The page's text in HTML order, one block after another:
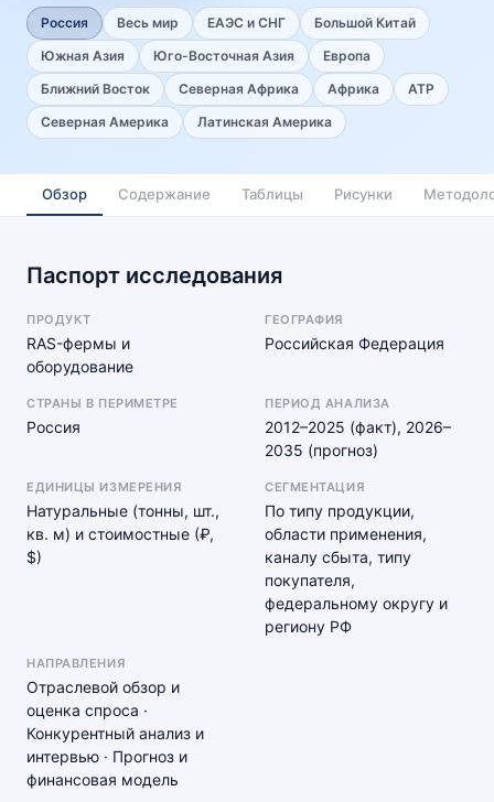
Россия Весь мир ЕАЭС и СНГ
Большой Китай
Южная Азия
Юго-Восточная Азия
Европа
Ближний Восток
Северная Африка Африка
АТР
Северная Америка
Латинская Америка
Обзор Содержание Таблицы Рисунки
Паспорт исследования
ПРОДУКТ
RAS-фермы и
оборудование
ГЕОГРАФИЯ
Российская Федерация
СТРАНЫ В ПЕРИМЕТРЕ
Россия
ПЕРИОД АНАЛИЗА
2012–2025 (факт), 2026–
2035 (прогноз)
ЕДИНИЦЫ ИЗМЕРЕНИЯ
Натуральные (тонны, шт.,
кв. м) и стоимостные (₽,
$)
СЕГМЕНТАЦИЯ
По типу продукции,
области применения,
каналу сбыта, типу
покупателя,
федеральному округу и
региону РФ
НАПРАВЛЕНИЯ
Отраслевой обзор и
оценка спроса ·
Конкурентный анализ и
интервью · Прогноз и
финансовая модель